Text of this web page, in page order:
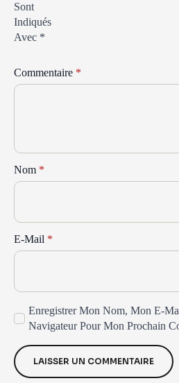
Sont
Indiqués
Avec *
Commentaire *
Nom *
E-Mail *
Enregistrer Mon Nom, Mon E-
Navigateur Pour Mon Prochain